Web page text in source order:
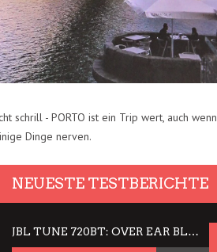
schrill - PORTO ist ein Trip wert, auch wenn
Dinge nerven.
NEUESTE TESTBERICHTE
JBL TUNE 720BT: OVER EAR BLUETOOTH KOPFHÖRER UM DIE 50,-€ IM DAUER-TEST